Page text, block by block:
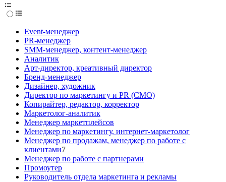
Event-менеджер
PR-менеджер
SMM-менеджер, контент-менеджер
Аналитик
Арт-директор, креативный директор
Бренд-менеджер
Дизайнер, художник
Директор по маркетингу и PR (CMO)
Копирайтер, редактор, корректор
Маркетолог-аналитик
Менеджер маркетплейсов
Менеджер по маркетингу, интернет-маркетолог
Менеджер по продажам, менеджер по работе с
клиентами7
Менеджер по работе с партнерами
Промоутер
Руководитель отдела маркетинга и рекламы